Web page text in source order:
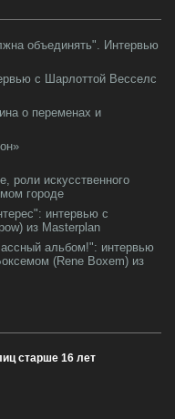
объединять". Интервью
с Шарлоттой Весселс
о переменах и
роли искусственного
городе
интервью с
из Masterplan
альбом!": интервью
(Rene Boxem) из
старше 16 лет